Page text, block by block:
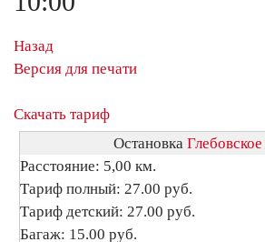
Назад
Версия для печати
Скачать тариф
Остановка
Расстояние: 5,00 км.
Тариф полный: 27.00 руб.
Тариф детский: 27.00 руб.
Багаж: 15.00 руб.